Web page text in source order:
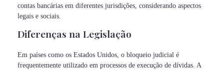
contas bancárias em diferentes jurisdições, considerando aspectos
legais e sociais.
Diferenças na Legislação
Em países como os Estados Unidos, o bloqueio judicial é
frequentemente utilizado em processos de execução de dívidas. A